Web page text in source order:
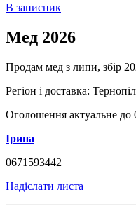
В записник
Мед 2026
Продам мед з липи, збір
Регіон і доставка:
Оголошення актуальне до
Ірина
0671593442
Надіслати листа